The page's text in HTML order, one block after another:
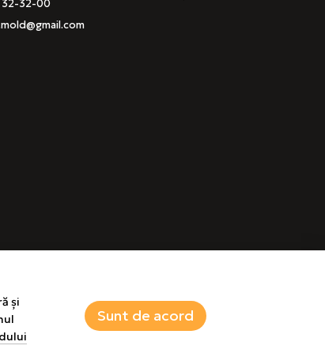
32-00
și
Sunt de acord